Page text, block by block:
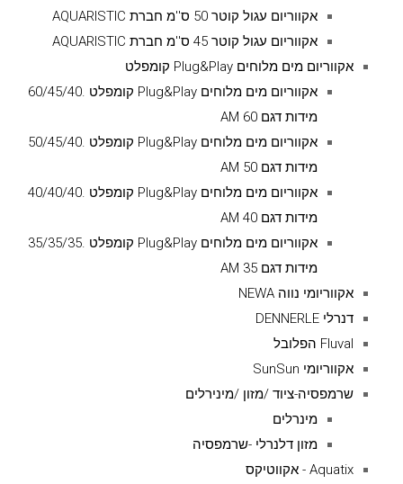
אקווריום עגול קוטר 50 ס''מ חברת AQUARISTIC
אקווריום עגול קוטר 45 ס''מ חברת AQUARISTIC
אקווריום מים מלוחים Plug&Play קומפלט
אקווריום מים מלוחים Plug&Play קומפלט .60/45/40
מידות דגם AM 60
אקווריום מים מלוחים Plug&Play קומפלט .50/45/40
מידות דגם AM 50
אקווריום מים מלוחים Plug&Play קומפלט .40/40/40
מידות דגם AM 40
אקווריום מים מלוחים Plug&Play קומפלט .35/35/35
מידות דגם AM 35
אקווריומי נווה NEWA
דנרלי DENNERLE
Fluval הפלובל
אקווריומי SunSun
שרמפסיה-ציוד /מזון /מינירלים
מינרלים
מזון דלנרלי -שרמפסיה
Aquatix - אקווטיקס